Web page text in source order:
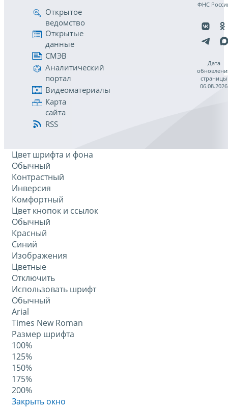
Открытое
ведомство
Открытые
данные
СМЭВ
Аналитический
портал
Видеоматериалы
Карта
сайта
RSS
ФНС
Дата
страницы
06.08.2026
Цвет шрифта и фона
Обычный
Контрастный
Инверсия
Комфортный
Цвет кнопок и ссылок
Обычный
Красный
Синий
Изображения
Цветные
Отключить
Использовать шрифт
Обычный
Arial
Times New Roman
Размер шрифта
100%
125%
150%
175%
200%
Закрыть окно